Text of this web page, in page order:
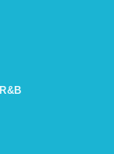
R&B